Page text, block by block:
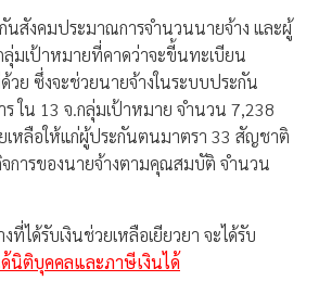
นสังคมประมาณการจำนวนนายจ้าง และผู้
มเป้าหมายที่คาดว่าจะขี้นทะเบียน
วย ซึ่งจะช่วยนายจ้างในระบบประกัน
ร ใน 13 จ.กลุ่มเป้าหมาย จำนวน 7,238
เหลือให้แก่ผู้ประกันตนมาตรา 33 สัญชาติ
จการของนายจ้างตามคุณสมบัติ จำนวน
ที่ได้รับเงินช่วยเหลือเยียวยา จะได้รับ
นิติบุคคลและภาษีเงินได้